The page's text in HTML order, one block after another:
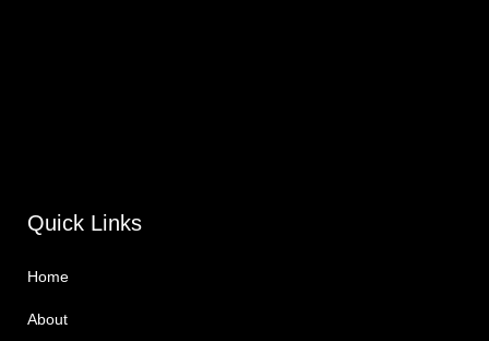
Quick Links
Home
About